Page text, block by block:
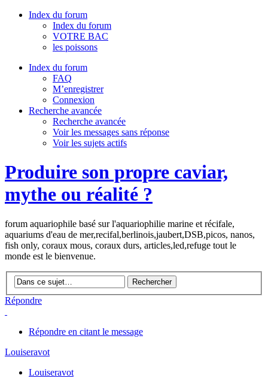
Index du forum
Index du forum
VOTRE BAC
les poissons
Index du forum
FAQ
M’enregistrer
Connexion
Recherche avancée
Recherche avancée
Voir les messages sans réponse
Voir les sujets actifs
Produire son propre caviar,
mythe ou réalité ?
forum aquariophile basé sur l'aquariophilie marine et récifale,
aquariums d'eau de mer,recifal,berlinois,jaubert,DSB,picos, nanos,
fish only, coraux mous, coraux durs, articles,led,refuge tout le
monde est le bienvenue.
Répondre
Répondre en citant le message
Louiseravot
Louiseravot